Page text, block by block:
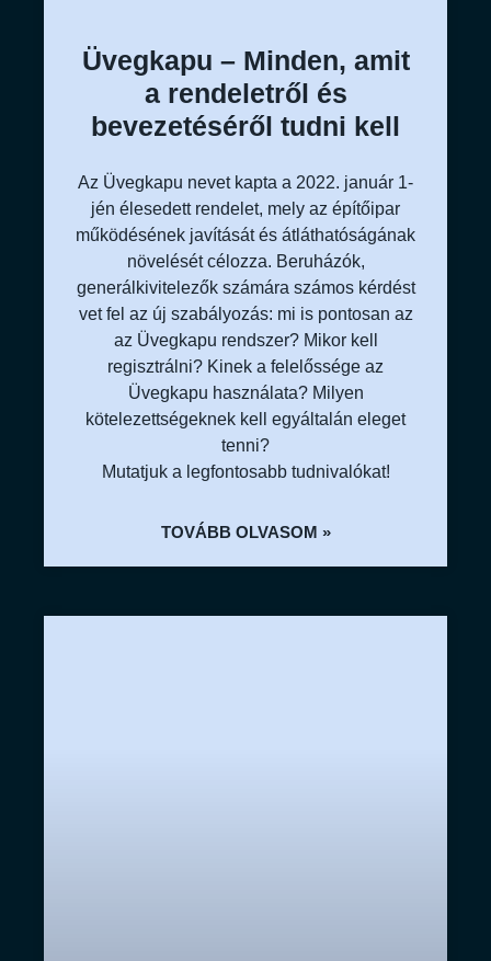
Üvegkapu – Minden, amit
a rendeletről és
bevezetéséről tudni kell
Az Üvegkapu nevet kapta a 2022. január 1-
jén élesedett rendelet, mely az építőipar
működésének javítását és átláthatóságának
növelését célozza. Beruházók,
generálkivitelezők számára számos kérdést
vet fel az új szabályozás: mi is pontosan az
az Üvegkapu rendszer? Mikor kell
regisztrálni? Kinek a felelőssége az
Üvegkapu használata? Milyen
kötelezettségeknek kell egyáltalán eleget
tenni?
Mutatjuk a legfontosabb tudnivalókat!
TOVÁBB OLVASOM »